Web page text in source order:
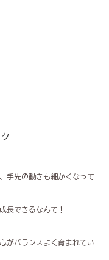
手先の動きも細かくなって
長できるなんて！
がバランスよく育まれてい